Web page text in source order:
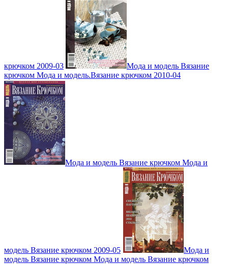
крючком 2009-03
Мода и модель Вязание
крючком Мода и модель.Вязание крючком 2010-04
Мода и модель Вязание крючком Мода и
модель Вязание крючком 2009-05
Мода и
модель Вязание крючком Мода и модель Вязание крючком